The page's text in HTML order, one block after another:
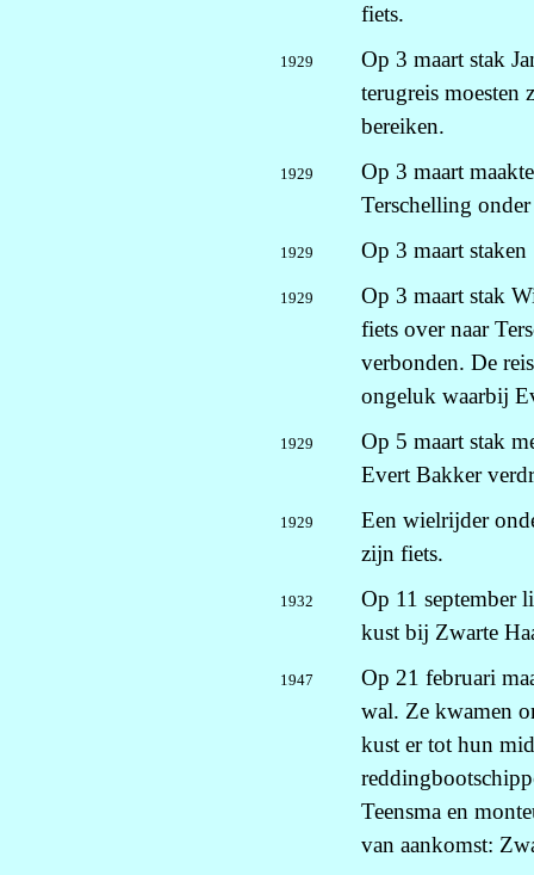
fiets.
1929
Op 3 maart stak
terugreis moesten
bereiken.
1929
Op 3 maart
Terschelling
1929 Op 3 maart
1929
Op 3 maart stak
fiets over naar
verbonden. De
ongeluk waarbij
1929
Op 5 maart stak
Evert Bakker
1929
Een wielrijder
zijn fiets.
1932
Op 11 september
kust bij Zwarte
1947
Op 21 februari
wal. Ze kwamen
kust er tot hun
Teensma en
van aankomst: